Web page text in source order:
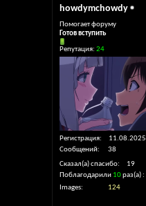
howdymchowdy
Помогает форуму
Готов вступить
Репутация: 24
Регистрация
11.08.2025
Сообщений
38
Сказал(а) спасибо
19
Поблагодарили 10раз(а)
Images
124